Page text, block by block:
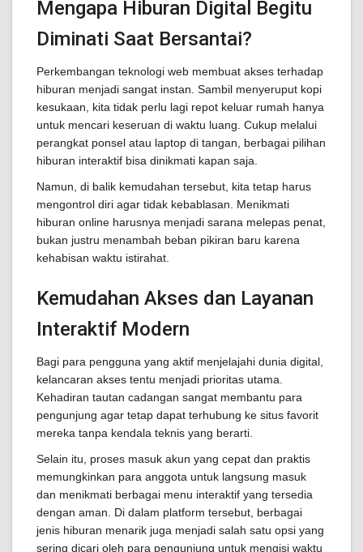
Mengapa Hiburan Digital Begitu
Diminati Saat Bersantai?
Perkembangan teknologi web membuat akses terhadap
hiburan menjadi sangat instan. Sambil menyeruput kopi
kesukaan, kita tidak perlu lagi repot keluar rumah hanya
untuk mencari keseruan di waktu luang. Cukup melalui
perangkat ponsel atau laptop di tangan, berbagai pilihan
hiburan interaktif bisa dinikmati kapan saja.
Namun, di balik kemudahan tersebut, kita tetap harus
mengontrol diri agar tidak kebablasan. Menikmati
hiburan online harusnya menjadi sarana melepas penat,
bukan justru menambah beban pikiran baru karena
kehabisan waktu istirahat.
Kemudahan Akses dan Layanan
Interaktif Modern
Bagi para pengguna yang aktif menjelajahi dunia digital,
kelancaran akses tentu menjadi prioritas utama.
Kehadiran tautan cadangan sangat membantu para
pengunjung agar tetap dapat terhubung ke situs favorit
mereka tanpa kendala teknis yang berarti.
Selain itu, proses masuk akun yang cepat dan praktis
memungkinkan para anggota untuk langsung masuk
dan menikmati berbagai menu interaktif yang tersedia
dengan aman. Di dalam platform tersebut, berbagai
jenis hiburan menarik juga menjadi salah satu opsi yang
sering dicari oleh para pengunjung untuk mengisi waktu